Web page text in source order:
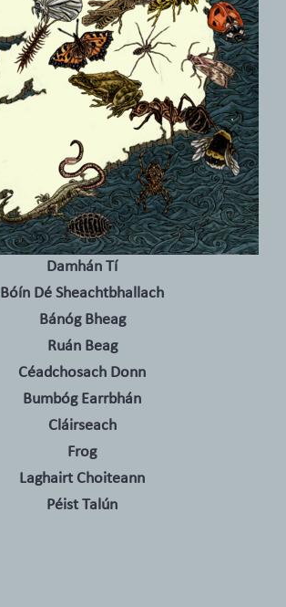
Damhán Tí
Bóín Dé Sheachtbhallach
Bánóg Bheag
Ruán Beag
Céadchosach Donn
Bumbóg Earrbhán
Cláirseach
Frog
Laghairt Choiteann
Péist Talún